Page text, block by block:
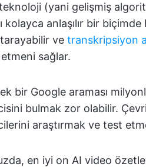
teknoloji (yani gelişmiş
kolayca anlaşılır bir biçimde
ve transkripsiyon
sağlar.
bir Google araması
bulmak zor olabilir.
araştırmak ve test
en iyi on AI video